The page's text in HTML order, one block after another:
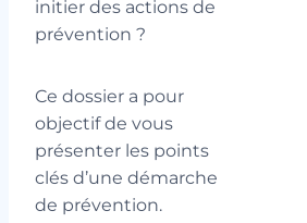
initier des actions de
prévention ?
Ce dossier a pour
objectif de vous
présenter les points
clés d’une démarche
de prévention.